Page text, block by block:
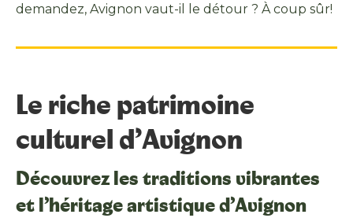
demandez, Avignon vaut-il le détour ? À coup sûr!
Le riche patrimoine
culturel d’Avignon
Découvrez les traditions vibrantes
et l’héritage artistique d’Avignon